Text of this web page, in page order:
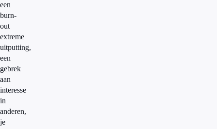
een
burn-
out
extreme
uitputting,
een
gebrek
aan
interesse
in
anderen,
je